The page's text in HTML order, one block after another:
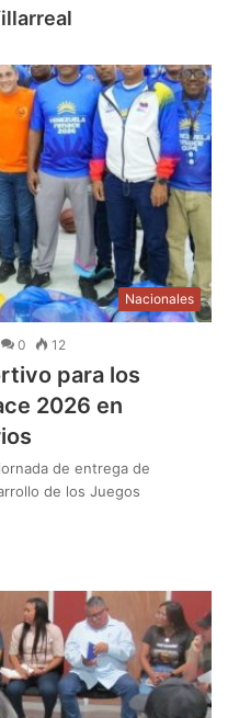
Nacionales
0 12
para los
2026 en
de entrega de
de los Juegos